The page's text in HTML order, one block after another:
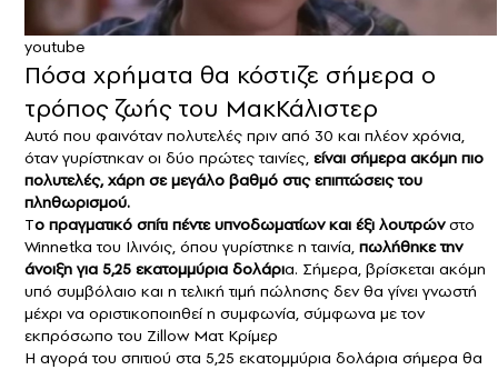
youtube
Πόσα χρήματα θα κόστιζε σήμερα ο
τρόπος ζωής του ΜακΚάλιστερ
Αυτό που φαινόταν πολυτελές πριν από 30 και πλέον χρόνια,
όταν γυρίστηκαν οι δύο πρώτες ταινίες, είναι σήμερα ακόμη πιο
πολυτελές, χάρη σε μεγάλο βαθμό στις επιπτώσεις του
πληθωρισμού.
Το πραγματικό σπίτι πέντε υπνοδωματίων και έξι λουτρώνστο
Winnetka του Ιλινόις, όπου γυρίστηκε η ταινία, πωλήθηκε την
άνοιξη για 5,25 εκατομμύρια δολάρια. Σήμερα, βρίσκεται ακόμη
υπό συμβόλαιο και η τελική τιμή πώλησης δεν θα γίνει γνωστή
μέχρι να οριστικοποιηθεί η συμφωνία, σύμφωνα με τον
εκπρόσωπο του Zillow Ματ Κρίμερ
Η αγορά του σπιτιού στα 5,25 εκατομμύρια δολάρια σήμερα θα